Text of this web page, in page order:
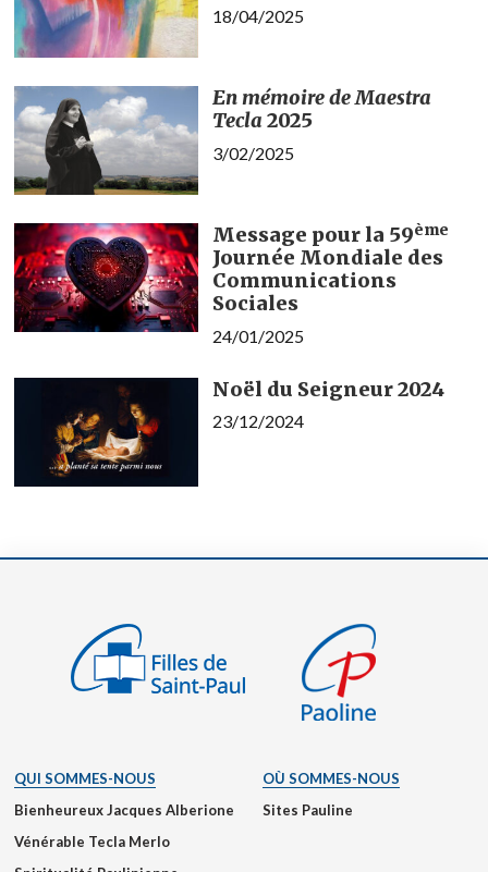
18/04/2025
En mémoire de Maestra
Tecla 2025
3/02/2025
Message pour la 59ème
Journée Mondiale des
Communications
Sociales
24/01/2025
Noël du Seigneur 2024
23/12/2024
QUI SOMMES-NOUS
Bienheureux Jacques Alberione
Vénérable Tecla Merlo
OÙ SOMMES-NOUS
Sites Pauline